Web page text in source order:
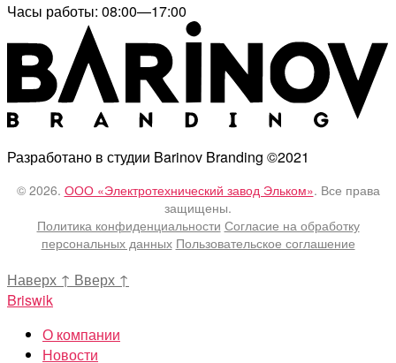
Часы работы: 08:00—17:00
Разработано в студии Barinov Branding ©2021
© 2026. ООО «Электротехнический завод Эльком». Все права
защищены.
Политика конфиденциальности Согласие на обработку
персональных данных Пользовательское соглашение
Наверх ↑ Вверх ↑
Briswik
О компании
Новости